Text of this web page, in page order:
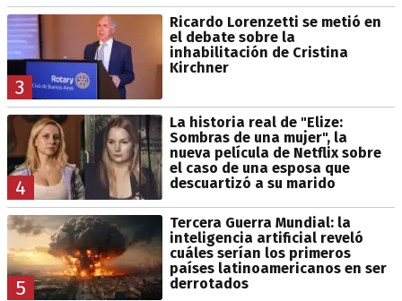
3
Ricardo Lorenzetti se metió en
el debate sobre la
inhabilitación de Cristina
Kirchner
4
La historia real de "Elize:
Sombras de una mujer", la
nueva película de Netflix sobre
el caso de una esposa que
descuartizó a su marido
5
Tercera Guerra Mundial: la
inteligencia artificial reveló
cuáles serían los primeros
países latinoamericanos en ser
derrotados